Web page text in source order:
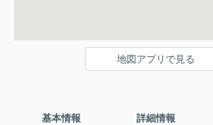
地図アプリで見る
基本情報 詳細情報